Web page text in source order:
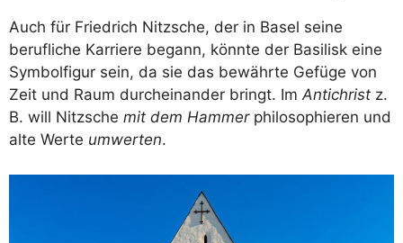
Auch für Friedrich Nitzsche, der in Basel seine
berufliche Karriere begann, könnte der Basilisk eine
Symbolfigur sein, da sie das bewährte Gefüge von
Zeit und Raum durcheinander bringt. ImAntichrist z.
B. will Nitzsche mit dem Hammerphilosophieren und
alte Werte umwerten.